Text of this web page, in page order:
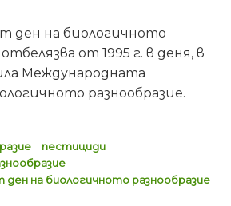
ден на биологичното
от 1995 г. в деня, в
Международната
разнообразие.
пестициди
на биологичното разнообразие